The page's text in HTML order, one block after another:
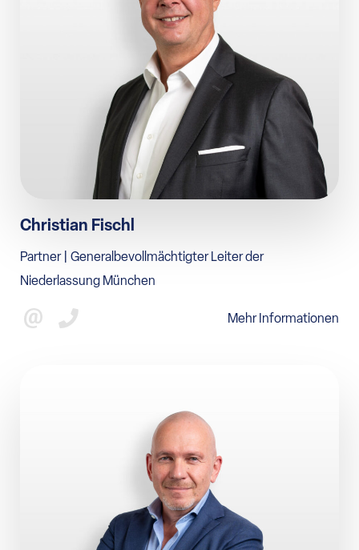
Christian Fischl
Partner | Generalbevollmächtigter Leiter der
Niederlassung München
Mehr Informationen